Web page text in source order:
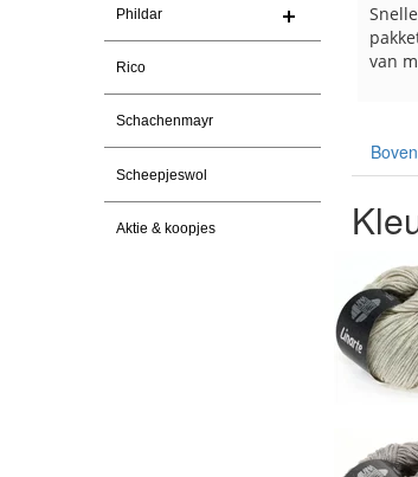
Phildar
Rico
Schachenmayr
Scheepjeswol
Aktie & koopjes
Snelle levering. En prima garen
van
Boven